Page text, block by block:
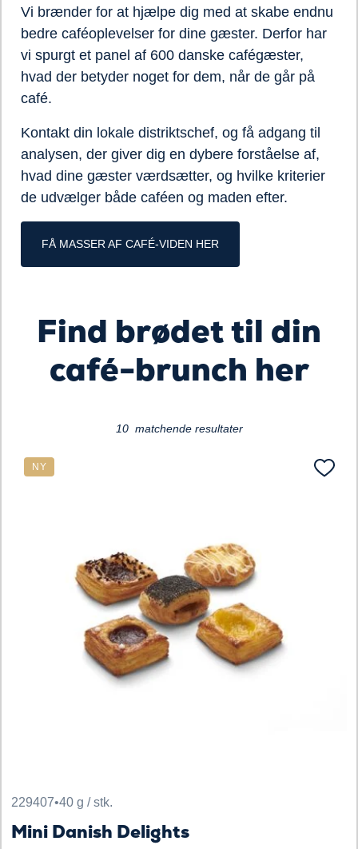
Vi brænder for at hjælpe dig med at skabe endnu
bedre caféoplevelser for dine gæster. Derfor har
vi spurgt et panel af 600 danske cafégæster,
hvad der betyder noget for dem, når de går på
café.
Kontakt din lokale distriktschef, og få adgang til
analysen, der giver dig en dybere forståelse af,
hvad dine gæster værdsætter, og hvilke kriterier
de udvælger både caféen og maden efter.
FÅ MASSER AF CAFÉ-VIDEN HER
Find brødet til din
café-brunch her
10 matchende resultater
NY
229407•40 g / stk.
Mini Danish Delights
Loading...